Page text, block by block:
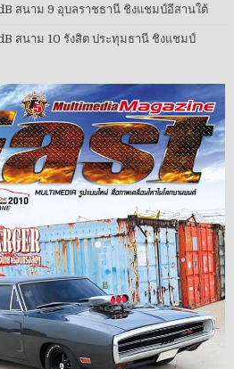
สนาม 9 อุบลราชธานี ชิงแชมป์อีสานใต้
สนาม 10 รังสิต ประทุมธานี ชิงแชมป์